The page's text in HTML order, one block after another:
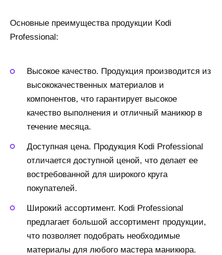
Основные преимущества продукции Kodi
Professional:
Высокое качество. Продукция производится из
высококачественных материалов и
компонентов, что гарантирует высокое
качество выполнения и отличный маникюр в
течение месяца.
Доступная цена. Продукция Kodi Professional
отличается доступной ценой, что делает ее
востребованной для широкого круга
покупателей.
Широкий ассортимент. Kodi Professional
предлагает большой ассортимент продукции,
что позволяет подобрать необходимые
материалы для любого мастера маникюра.